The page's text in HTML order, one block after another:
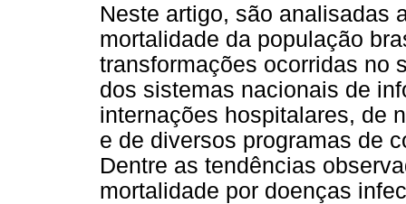
Neste artigo, são analisadas
mortalidade da população
transformações ocorridas no
dos sistemas nacionais de
internações hospitalares, de
e de diversos programas de
Dentre as tendências
mortalidade por doenças